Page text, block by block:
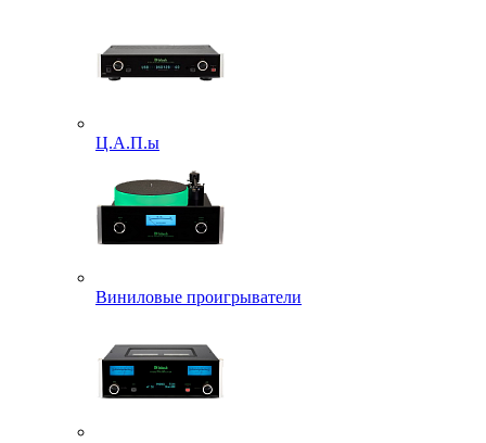
Ц.А.П.ы
Виниловые проигрыватели